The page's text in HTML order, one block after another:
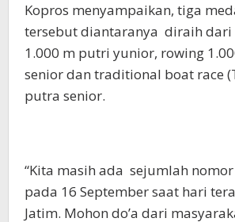
Kopros menyampaikan, tiga
tersebut diantaranya diraih
1.000 m putri yunior, rowing
senior dan traditional boat race
putra senior.
“Kita masih ada sejumlah
pada 16 September saat hari
Jatim. Mohon do’a dari